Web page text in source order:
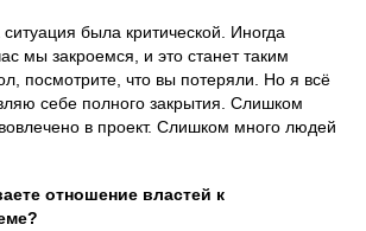
была критической. Иногда
мы закроемся, и это станет таким
посмотрите, что вы потеряли. Но я всё
себе полного закрытия. Слишком
в проект. Слишком много людей
отношение властей к